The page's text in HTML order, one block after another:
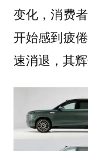
变化，消费
开始感到疲
速消退，其